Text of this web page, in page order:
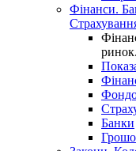
Фінанси.
Банки